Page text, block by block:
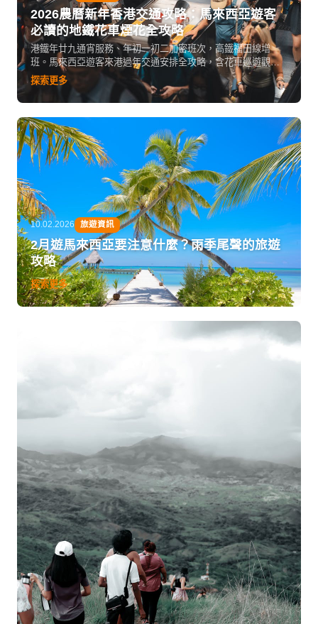
2026農曆新年香港交通攻略：馬來西亞遊客
必讀的地鐵花車煙花全攻略
港鐵年廿九通宵服務、年初一初二加密班次，高鐵福田線增
班。馬來西亞遊客來港過年交通安排全攻略，含花車巡遊觀賞
位、維港煙花最佳觀賞點、回程班次預訂建議，讓你玩得盡興
又不怕塞車。
探索更多
10.02.2026 旅遊資訊
2月遊馬來西亞要注意什麼？雨季尾聲的旅遊
攻略
探索更多